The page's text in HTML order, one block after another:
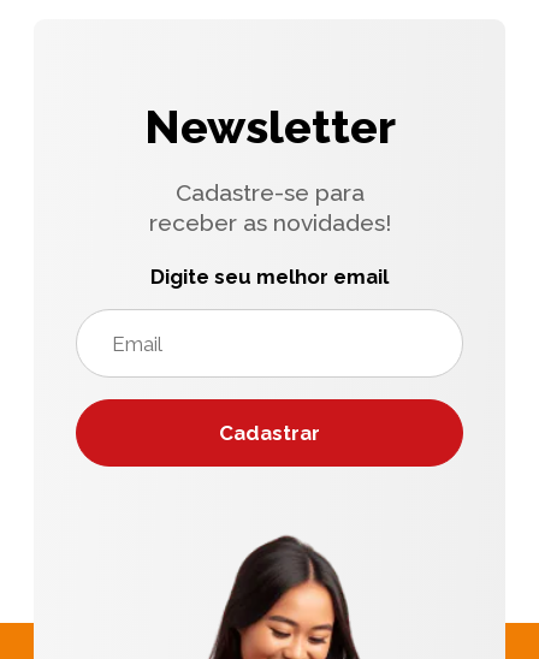
Newsletter
Cadastre-se para
receber as novidades!
Digite seu melhor email